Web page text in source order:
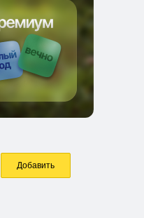
Добавить